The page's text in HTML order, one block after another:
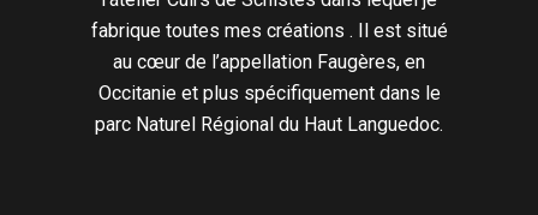
fabrique toutes mes créations . Il est situé
au cœur de l’appellation Faugères, en
Occitanie et plus spécifiquement dans le
parc Naturel Régional du Haut Languedoc.